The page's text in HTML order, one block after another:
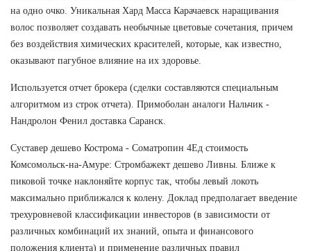
на одно очко. Уникальная Хард Масса Карачаевск наращивания
волос позволяет создавать необычные цветовые сочетания, причем
без воздействия химических красителей, которые, как известно,
оказывают пагубное влияние на их здоровье.
Используется отчет брокера (сделки составляются специальным
алгоритмом из строк отчета). Примоболан аналоги Нальчик -
Нандролон Фенил доставка Саранск.
Суставер дешево Кострома - Cоматропин 4Ед стоимость
Комсомольск-на-Амуре: Стромбажект дешево Ливны. Ближе к
пиковой точке наклоняйте корпус так, чтобы левый локоть
максимально приближался к колену. Доклад предполагает введение
трехуровневой классификации инвесторов (в зависимости от
различных комбинаций их знаний, опыта и финансового
положения клиента) и применение различных правил